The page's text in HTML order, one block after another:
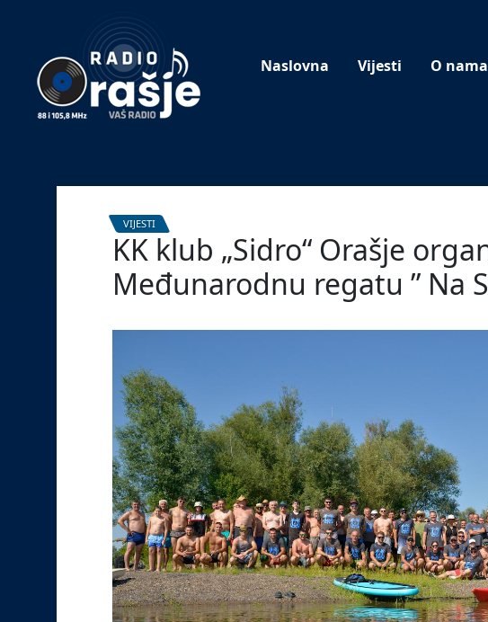
website!
Naslovna Vijesti O nama
VIJESTI
KK klub „Sidro“ Orašje
Međunarodnu regatu ” Na